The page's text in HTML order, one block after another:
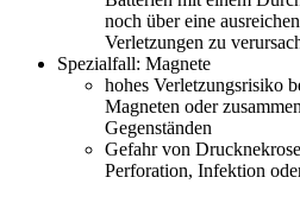
noch über eine
Verletzungen zu
Spezialfall: Magnete
hohes Verletzungsrisiko
Magneten oder
Gegenständen
Gefahr von
Perforation, Infektion